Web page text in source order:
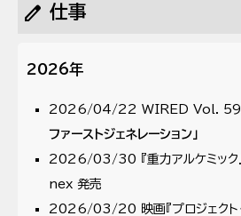
edit 仕事
2026年
2026/04/22 WIRED Vol. 59
ファーストジェネレーション」
2026/03/30 『重力アルケミック
nex 発売
2026/03/20 映画『プロジェクト・